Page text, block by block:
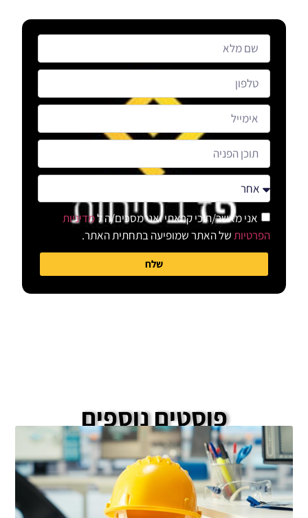
אני מאשר/ת כי קראתי ואני מסכים/ה למדיניות
הפרטיותשל האתר שמופיעה בתחתית האתר.
שלח
פוסטים נוספים